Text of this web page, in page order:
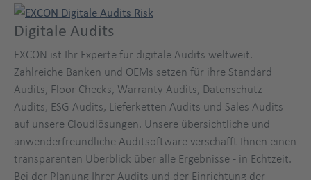
Digitale Audits
EXCON ist Ihr Experte für digitale Audits weltweit.
Zahlreiche Banken und OEMs setzen für ihre Standard
Audits, Floor Checks, Warranty Audits, Datenschutz
Audits, ESG Audits, Lieferketten Audits und Sales Audits
auf unsere Cloudlösungen. Unsere übersichtliche und
anwenderfreundliche Auditsoftware verschafft Ihnen einen
transparenten Überblick über alle Ergebnisse - in Echtzeit.
Bei der Planung Ihrer Audits und der Einrichtung der